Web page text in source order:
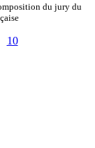
du jury du
10